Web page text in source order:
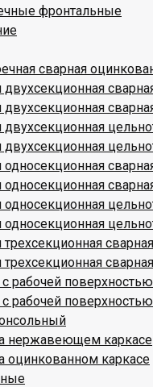
фронтальные
сварная
двухсекционная
двухсекционная
двухсекционная
двухсекционная
односекционная
односекционная
односекционная
односекционная
трехсекционная
трехсекционная
с рабочей
с рабочей
нержавеющем каркасе
оцинкованном каркасе